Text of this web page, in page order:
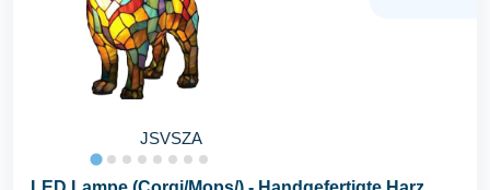
JSVSZA